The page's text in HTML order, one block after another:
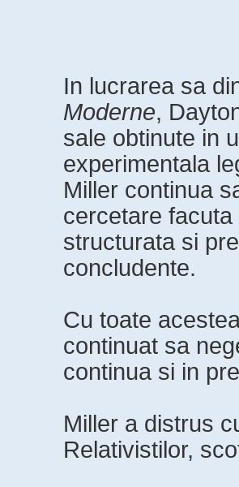
In lucrarea sa
Moderne,
sale obtinute in
experimentala
Miller continua
cercetare
structurata si
concludente.
Cu toate
continuat sa
continua si in
Miller a distrus
Relativistilor,